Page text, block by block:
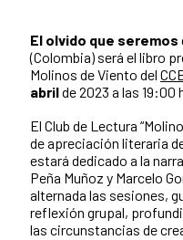
El olvido que seremos
(Colombia) será el libro
Molinos de Viento del
abrilde 2023 a las 19:00
El Club de Lectura
de apreciación literaria
estará dedicado a la
Peña Muñoz y Marcelo
alternada las sesiones,
reflexión grupal,
las circunstancias de